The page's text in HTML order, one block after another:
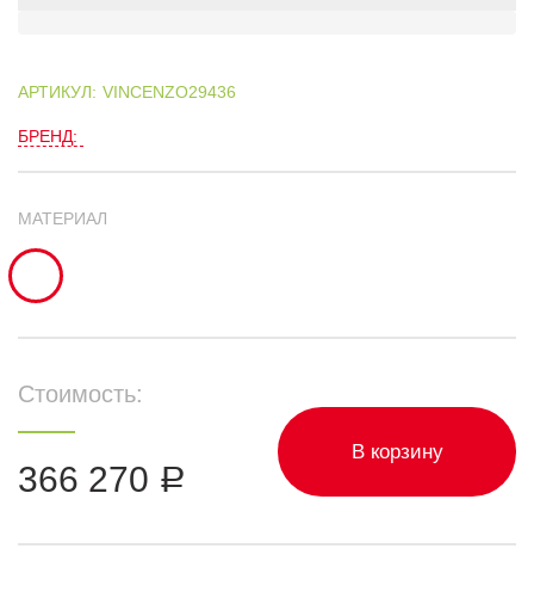
АРТИКУЛ: VINCENZO29436
БРЕНД:
МАТЕРИАЛ
Стоимость:
366 270 Р
В корзину